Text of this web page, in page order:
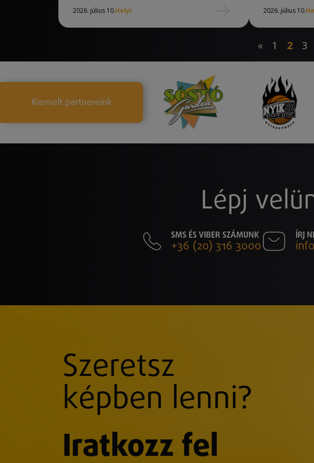
2026. július 10.Helyi 2026. július 10.
« 1 2 3
Kiemelt partnereink
Lépj
SMS ÉS VIBER SZÁMUNK
+36 (20) 316 3000
ÍRJ
Szeretsz
képben lenni?
Iratkozz fel